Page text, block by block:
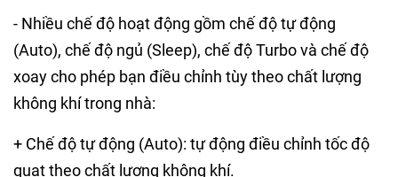
- Nhiều chế độ hoạt động gồm chế độ tự động
(Auto), chế độ ngủ (Sleep), chế độ Turbo và chế độ
xoay cho phép bạn điều chỉnh tùy theo chất lượng
không khí trong nhà:
+ Chế độ tự động (Auto): tự động điều chỉnh tốc độ
quạt theo chất lượng không khí.